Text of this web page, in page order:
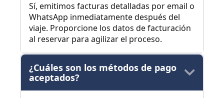
Sí, emitimos facturas detalladas por email o
WhatsApp inmediatamente después del
viaje. Proporcione los datos de facturación
al reservar para agilizar el proceso.
¿Cuáles son los métodos de pago
aceptados?